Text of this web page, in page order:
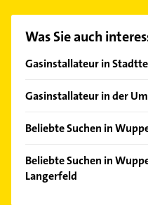
finden Sie alle
Was Sie auch
Gasinstallateur in
Barmen
Elberfeld
Vohwinkel
Gasinstallateur in der
Schwelm
Ennepetal
Sprockhövel
Beliebte Suchen in
Kanalreinigung
Elektroinstallation
Beliebte Suchen in
Langerfeld